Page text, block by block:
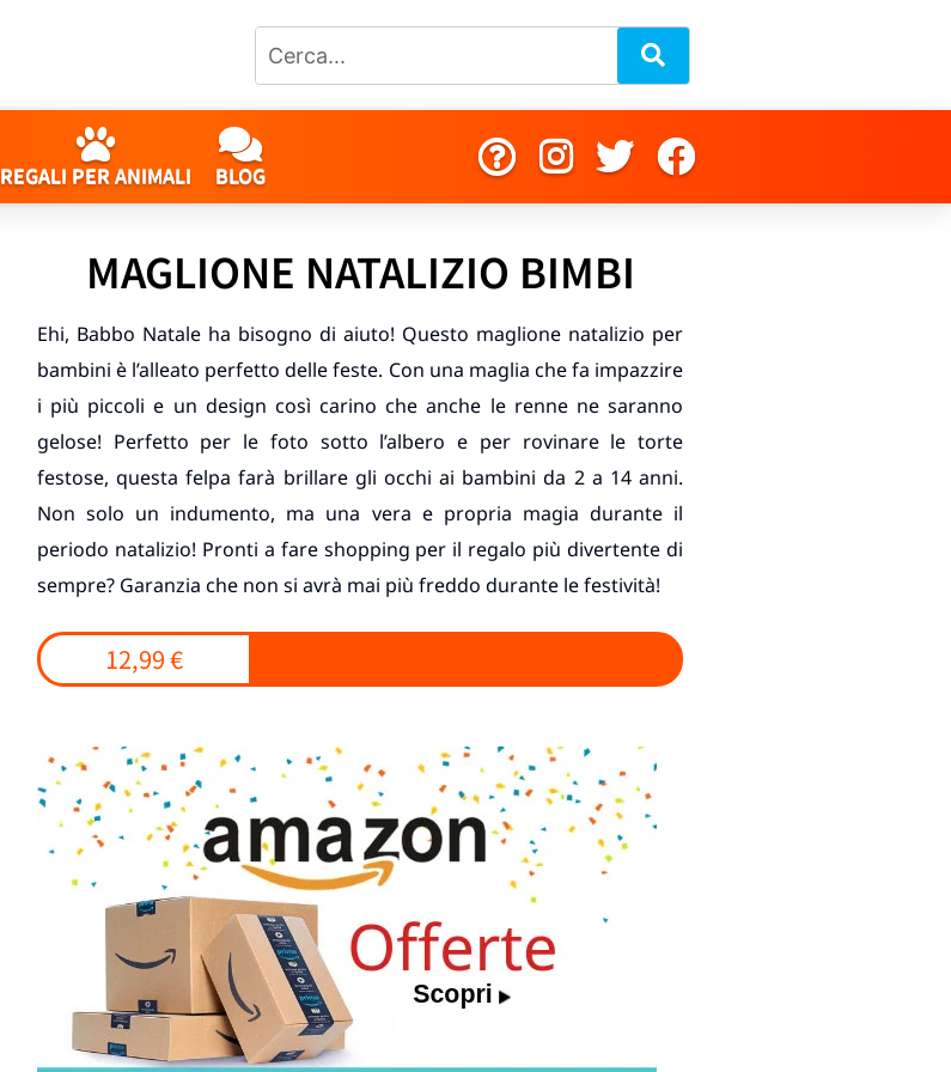
REGALI PER ANIMALI BLOG
MAGLIONE NATALIZIO BIMBI
Ehi, Babbo Natale ha bisogno di aiuto! Questo maglione natalizio per
bambini è l’alleato perfetto delle feste. Con una maglia che fa impazzire
i più piccoli e un design così carino che anche le renne ne saranno
gelose! Perfetto per le foto sotto l’albero e per rovinare le torte
festose, questa felpa farà brillare gli occhi ai bambini da 2 a 14 anni.
Non solo un indumento, ma una vera e propria magia durante il
periodo natalizio! Pronti a fare shopping per il regalo più divertente di
sempre? Garanzia che non si avrà mai più freddo durante le festività!
12,99 €